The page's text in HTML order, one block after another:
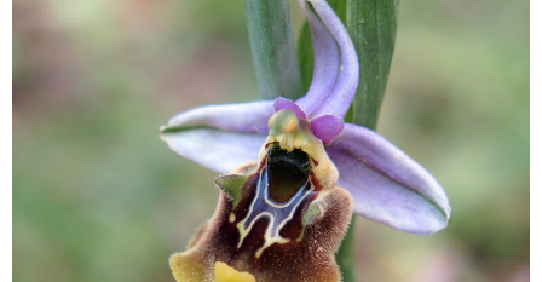
News